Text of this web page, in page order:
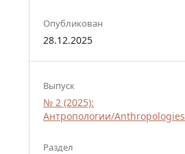
Опубликован
28.12.2025
Выпуск
№ 2 (2025):
Антропологии/Anthropologies
Раздел